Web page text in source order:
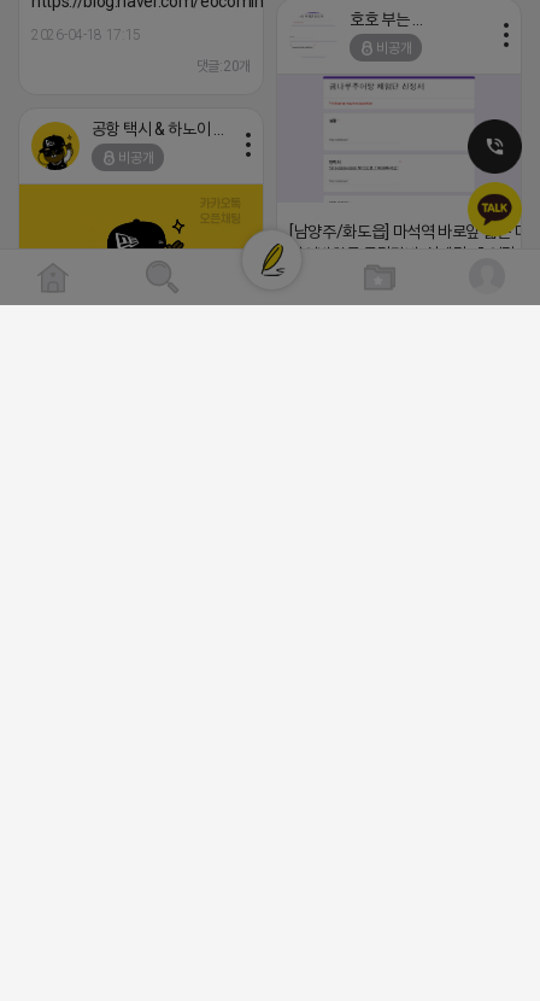
2026-04-18 17:15
댓글:20개
비공개
[남양주/화도읍] 마석역 바로앞 넓은 매
라이빗한룸 물닭갈비, 삼계탕, 추어탕
년넘게 사랑받는 로컬맛집 곰나루추어
비공개